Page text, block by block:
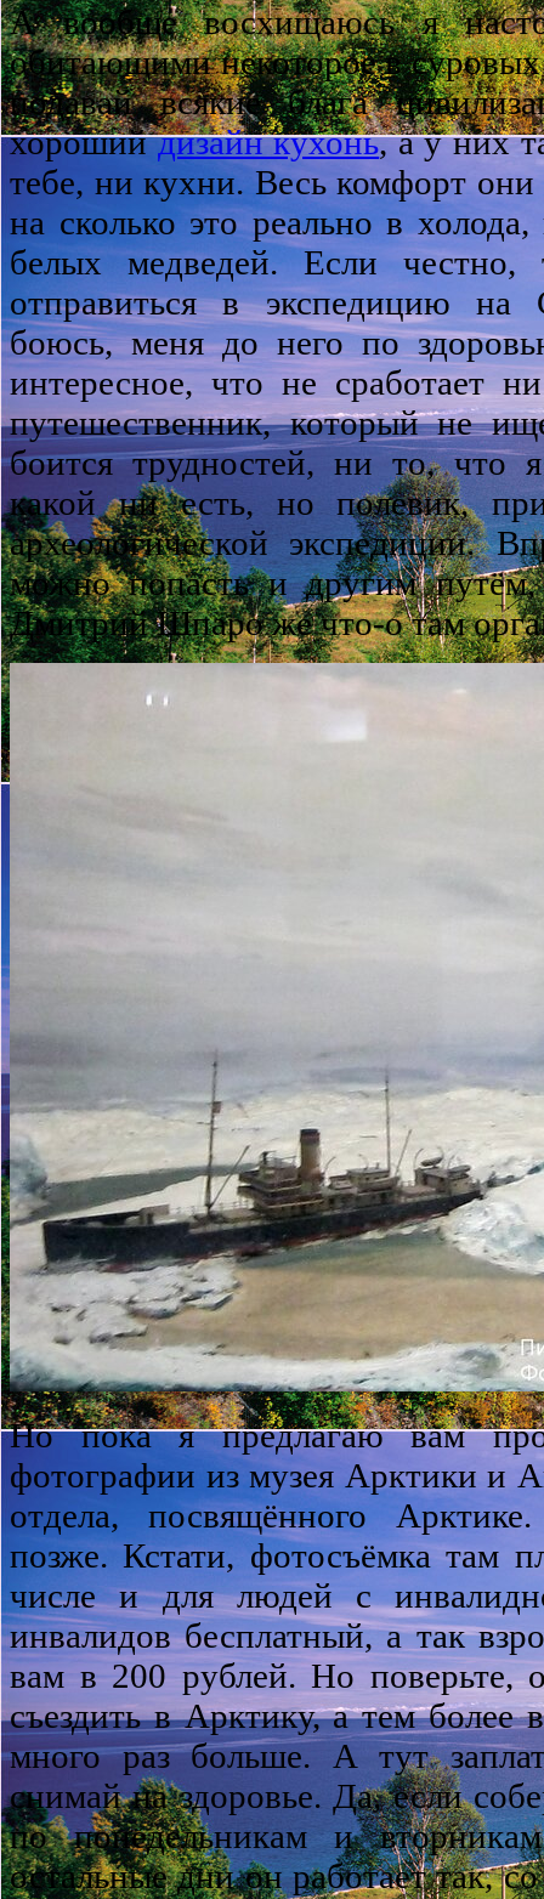
А вообще восхищаюсь я
обитающими некоторое в
подавай всякие блага
хорошийдизайн кухонь, а у них
тебе, ни кухни. Весь комфорт они
на сколько это реально в
белых медведей. Если
отправиться в экспедицию
боюсь, меня до него по
интересное, что не сработает
путешественник, который не
боится трудностей, ни то, что
какой ни есть, но полевик,
археологической экспедиции.
можно попасть и другим
Дмитрий Шпаро же что-о там
Но пока я предлагаю вам
фотографии из музея Арктики и
отдела, посвящённого
позже. Кстати, фотосъёмка там
числе и для людей с
инвалидов бесплатный, а так
вам в 200 рублей. Но поверьте,
съездить в Арктику, а тем более
много раз больше. А тут
снимай на здоровье. Да, если
по понедельникам и
остальные дни он работает так,